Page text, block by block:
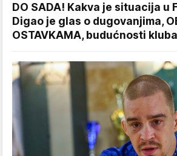
DO SADA! Kakva je situacija u
Digao je glas o dugovanjima,
OSTAVKAMA, budućnosti